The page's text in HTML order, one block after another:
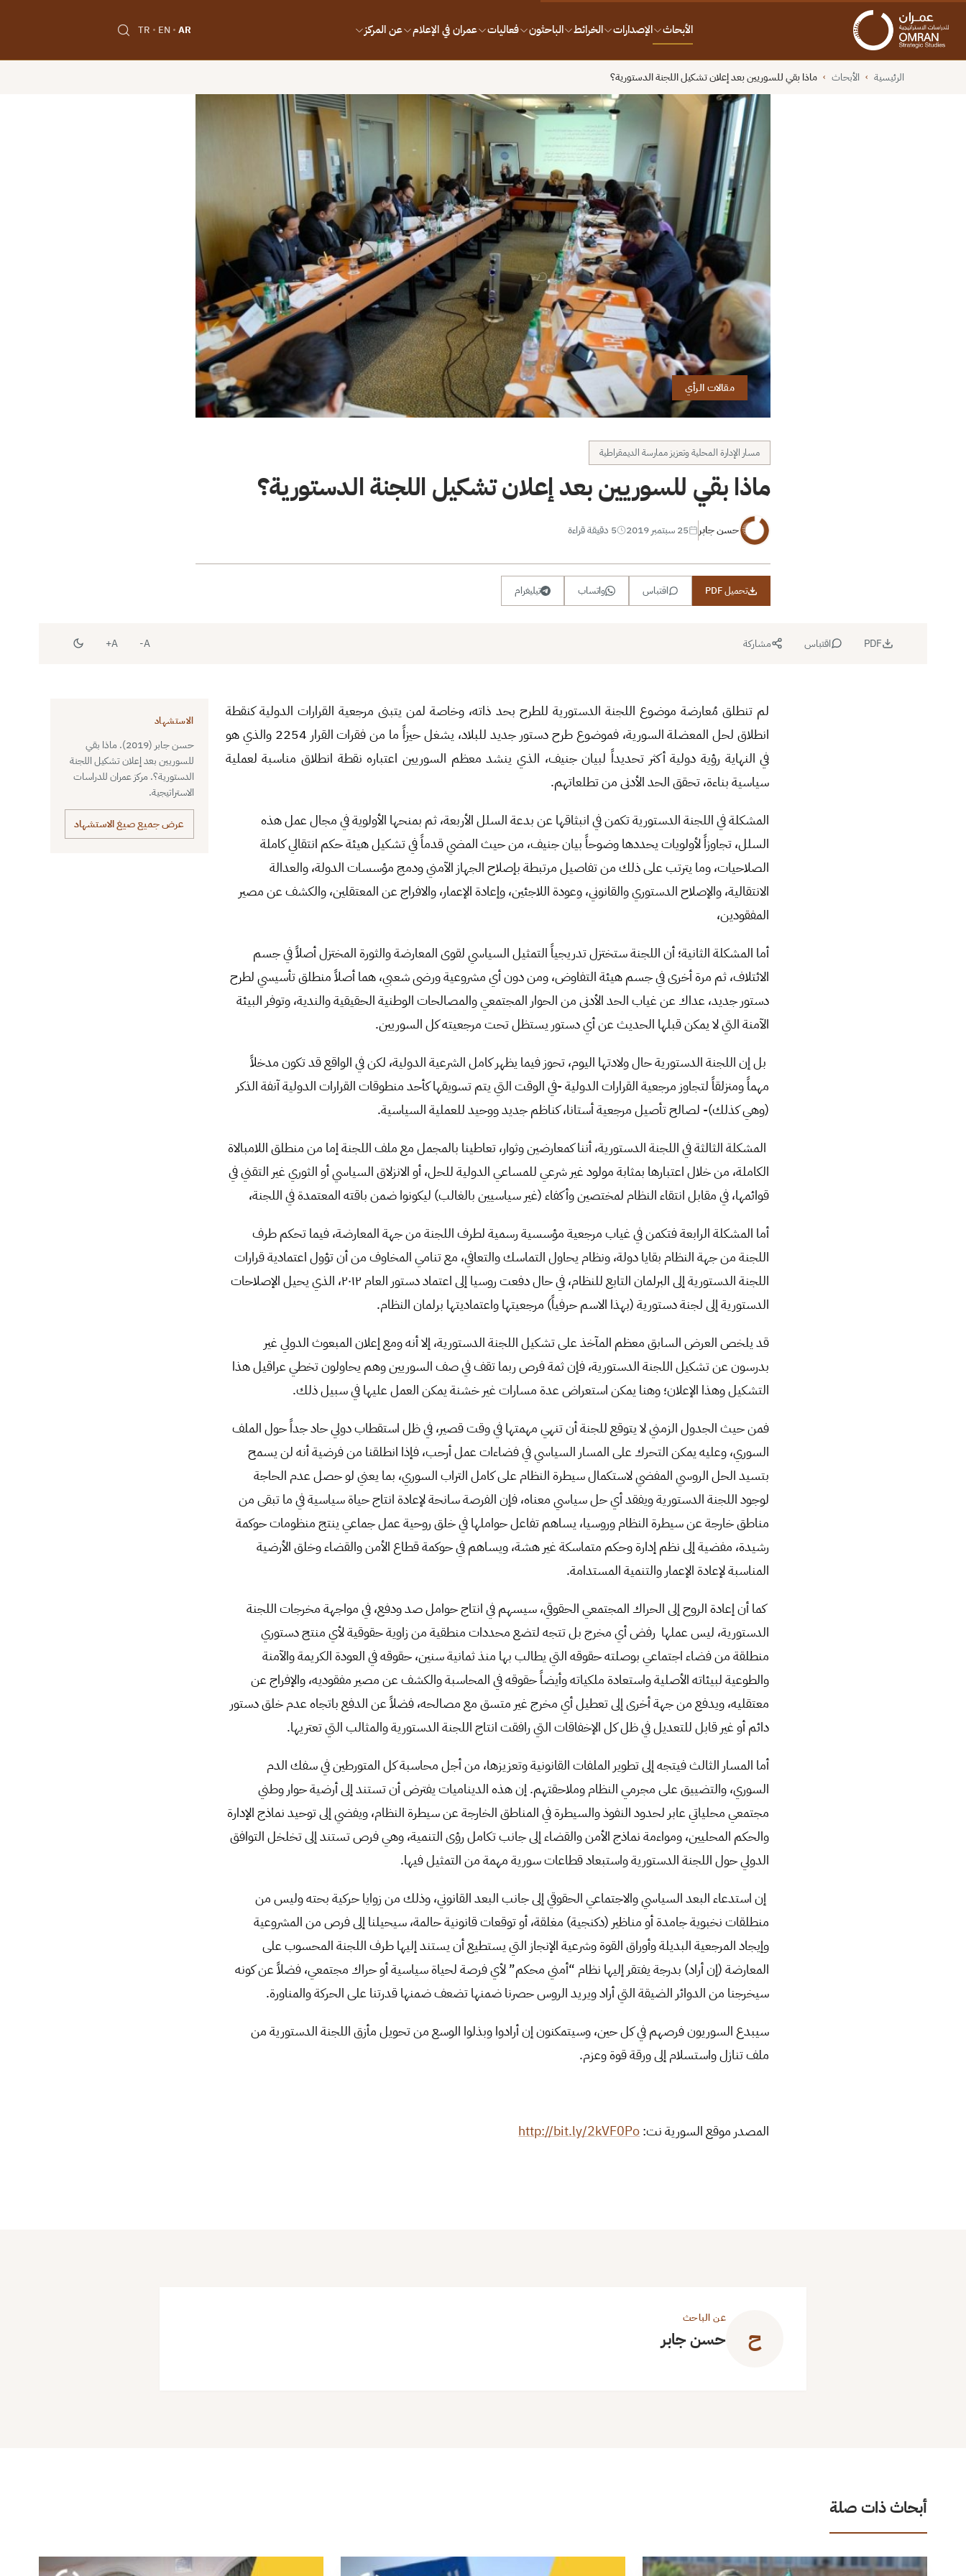
الأبحاث الإصدارات الخرائط الباحثون فعاليات عمران في الإعلام عن المركز AR
EN
TR
الرئيسية › الأبحاث › ماذا بقي للسوريين بعد إعلان تشكيل اللجنة الدستورية؟
مقالات الرأي
مسار الإدارة المحلية وتعزيز ممارسة الديمقراطية
ماذا بقي للسوريين بعد إعلان تشكيل اللجنة الدستورية؟
حسن جابر 25 سبتمبر 2019 5 دقيقة قراءة
تحميل PDF اقتباس واتساب تيليغرام
PDF اقتباس مشاركة A-
A+
لم تنطلق مُعارضة موضوع اللجنة الدستورية للطرح بحد ذاته، وخاصة لمن يتبنى مرجعية القرارات الدولية كنقطة
انطلاق لحل المعضلة السورية، فموضوع طرح دستور جديد للبلاد، يشغل حيزاً ما من فقرات القرار 2254 والذي هو
في النهاية رؤية دولية أكثر تحديداً لبيان جنيف، الذي ينشد معظم السوريين اعتباره نقطة انطلاق مناسبة لعملية
سياسية بناءة، تحقق الحد الأدنى من تطلعاتهم.
المشكلة في اللجنة الدستورية تكمن في انبثاقها عن بدعة السلل الأربعة، ثم بمنحها الأولوية في مجال عمل هذه
السلل، تجاوزاً لأولويات يحددها وضوحاً بيان جنيف، من حيث المضي قدماً في تشكيل هيئة حكم انتقالي كاملة
الصلاحيات، وما يترتب على ذلك من تفاصيل مرتبطة بإصلاح الجهاز الآمني ودمج مؤسسات الدولة، والعدالة
الانتقالية، والإصلاح الدستوري والقانوني، وعودة اللاجئين، وإعادة الإعمار، والافراج عن المعتقلين، والكشف عن مصير
المفقودين،
أما المشكلة الثانية؛ أن اللجنة ستختزل تدريجياً التمثيل السياسي لقوى المعارضة والثورة المختزل أصلاً في جسم
الائتلاف، ثم مرة أخرى في جسم هيئة التفاوض، ومن دون أي مشروعية ورضى شعبي، هما أصلاً منطلق تأسيسي لطرح
دستور جديد، عداك عن غياب الحد الأدنى من الحوار المجتمعي والمصالحات الوطنية الحقيقية والندية، وتوفر البيئة
الآمنة التي لا يمكن قبلها الحديث عن أي دستور يستظل تحت مرجعيته كل السوريين.
بل إن اللجنة الدستورية حال ولادتها اليوم، تحوز فيما يظهر كامل الشرعية الدولية، لكن في الواقع قد تكون مدخلاً
مهماً ومنزلقاً لتجاوز مرجعية القرارات الدولية -في الوقت التي يتم تسويقها كأحد منطوقات القرارات الدولية آنفة الذكر
(وهي كذلك)- لصالح تأصيل مرجعية أستانا، كناظم جديد ووحيد للعملية السياسية.
المشكلة الثالثة في اللجنة الدستورية، أننا كمعارضين وثوار، تعاطينا بالمجمل مع ملف اللجنة إما من منطلق اللامبالاة
الكاملة، من خلال اعتبارها بمثابة مولود غير شرعي للمساعي الدولية للحل، أو الانزلاق السياسي أو الثوري غير التقني في
قوائمها، في مقابل انتقاء النظام لمختصين وأكفاء (غير سياسيين بالغالب) ليكونوا ضمن باقته المعتمدة في اللجنة،
أما المشكلة الرابعة فتكمن في غياب مرجعية مؤسسية رسمية لطرف اللجنة من جهة المعارضة، فيما تحكم طرف
اللجنة من جهة النظام بقايا دولة، ونظام يحاول التماسك والتعافي، مع تنامي المخاوف من أن تؤول اعتمادية قرارات
اللجنة الدستورية إلى البرلمان التابع للنظام، في حال دفعت روسيا إلى اعتماد دستور العام ٢٠١٢، الذي يحيل الإصلاحات
الدستورية إلى لجنة دستورية (بهذا الاسم حرفياً) مرجعيتها واعتماديتها برلمان النظام.
قد يلخص العرض السابق معظم المآخذ على تشكيل اللجنة الدستورية، إلا أنه ومع إعلان المبعوث الدولي غير
بدرسون عن تشكيل اللجنة الدستورية، فإن ثمة فرص ربما تقف في صف السوريين وهم يحاولون تخطي عراقيل هذا
التشكيل وهذا الإعلان؛ وهنا يمكن استعراض عدة مسارات غير خشنة يمكن العمل عليها في سبيل ذلك.
فمن حيث الجدول الزمني لا يتوقع للجنة أن تنهي مهمتها في وقت قصير، في ظل استقطاب دولي حاد جداً حول الملف
السوري، وعليه يمكن التحرك على المسار السياسي في فضاءات عمل أرحب، فإذا انطلقنا من فرضية أنه لن يسمح
بتسيد الحل الروسي المفضي لاستكمال سيطرة النظام على كامل التراب السوري، بما يعني لو حصل عدم الحاجة
لوجود اللجنة الدستورية ويفقد أي حل سياسي معناه، فإن الفرصة سانحة لإعادة انتاج حياة سياسية في ما تبقى من
مناطق خارجة عن سيطرة النظام وروسيا، يساهم تفاعل حواملها في خلق روحية عمل جماعي ينتج منظومات حوكمة
رشيدة، مفضية إلى نظم إدارة وحكم متماسكة غير هشة، ويساهم في حوكمة قطاع الأمن والقضاء وخلق الأرضية
المناسبة لإعادة الإعمار والتنمية المستدامة.
كما أن إعادة الروح إلى الحراك المجتمعي الحقوقي، سيسهم في انتاج حوامل صد ودفع، في مواجهة مخرجات اللجنة
الدستورية، ليس عملها رفض أي مخرج بل تتجه لتضع محددات منطقية من زاوية حقوقية لأي منتج دستوري
منطلقة من فضاء اجتماعي بوصلته حقوقه التي يطالب بها منذ ثمانية سنين، حقوقه في العودة الكريمة والآمنة
والطوعية لبيئاته الأصلية واستعادة ملكياته وأيضاً حقوقه في المحاسبة والكشف عن مصير مفقوديه، والإفراج عن
معتقليه، ويدفع من جهة أخرى إلى تعطيل أي مخرج غير متسق مع مصالحه، فضلاً عن الدفع باتجاه عدم خلق دستور
دائم أو غير قابل للتعديل في ظل كل الإخفاقات التي رافقت انتاج اللجنة الدستورية والمثالب التي تعتريها.
أما المسار الثالث فيتجه إلى تطوير الملفات القانونية وتعزيزها، من أجل محاسبة كل المتورطين في سفك الدم
السوري، والتضييق على مجرمي النظام وملاحقتهم. إن هذه الديناميات يفترض أن تستند إلى أرضية حوار وطني
مجتمعي محلياتي عابر لحدود النفوذ والسيطرة في المناطق الخارجة عن سيطرة النظام، ويفضي إلى توحيد نماذج الإدارة
والحكم المحليين، ومواءمة نماذج الأمن والقضاء إلى جانب تكامل رؤى التنمية، وهي فرص تستند إلى تخلخل التوافق
الدولي حول اللجنة الدستورية واستبعاد قطاعات سورية مهمة من التمثيل فيها.
إن استدعاء البعد السياسي والاجتماعي الحقوقي إلى جانب البعد القانوني، وذلك من زوايا حركية بحته وليس من
منطلقات نخبوية جامدة أو مناظير (دكنجية) مغلقة، أو توقعات قانونية حالمة، سيحيلنا إلى فرص من المشروعية
وإيجاد المرجعية البديلة وأوراق القوة وشرعية الإنجاز التي يستطيع أن يستند إليها طرف اللجنة المحسوب على
المعارضة (إن أراد) بدرجة يفتقر إليها نظام “أمني محكم” لأي فرصة لحياة سياسية أو حراك مجتمعي، فضلاً عن كونه
سيخرجنا من الدوائر الضيقة التي أراد ويريد الروس حصرنا ضمنها تضعف ضمنها قدرتنا على الحركة والمناورة.
سيبدع السوريون فرصهم في كل حين، وسيتمكنون إن أرادوا وبذلوا الوسع من تحويل مأزق اللجنة الدستورية من
ملف تنازل واستسلام إلى ورقة قوة وعزم.
المصدر موقع السورية نت:http://bit.ly/2kVF0Po
الاستشهاد
حسن جابر (2019). ماذا بقي
للسوريين بعد إعلان تشكيل اللجنة
الدستورية؟. مركز عمران للدراسات
الاستراتيجية.
عرض جميع صيغ الاستشهاد
ح
عن الباحث
حسن جابر
أبحاث ذات صلة